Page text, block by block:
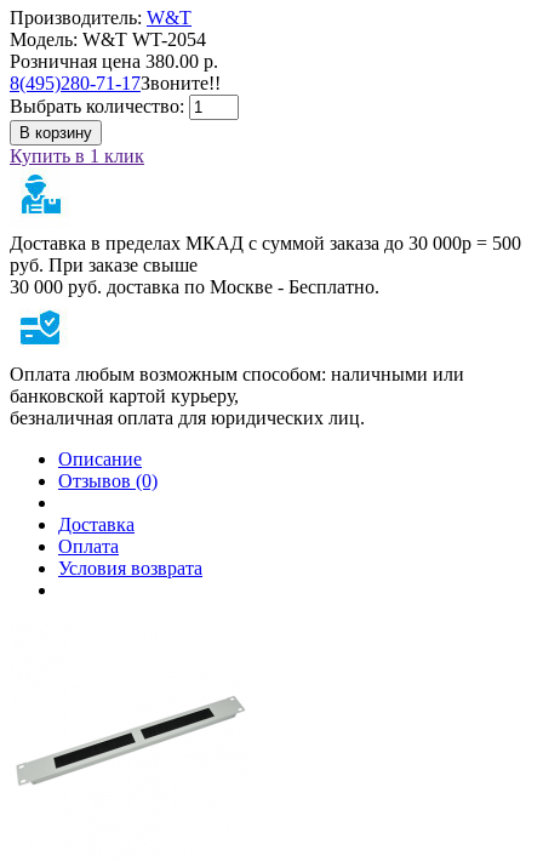
Производитель: W&T
Модель: W&T WT-2054
Розничная цена 380.00 р.
8(495)280-71-17Звоните!!
Выбрать количество:
В корзину
Купить в 1 клик
Доставка в пределах МКАД с суммой заказа до 30 000р = 500
руб. При заказе свыше
30 000 руб. доставка по Москве - Бесплатно.
Оплата любым возможным способом: наличными или
банковской картой курьеру,
безналичная оплата для юридических лиц.
Описание
Отзывов (0)
Доставка
Оплата
Условия возврата